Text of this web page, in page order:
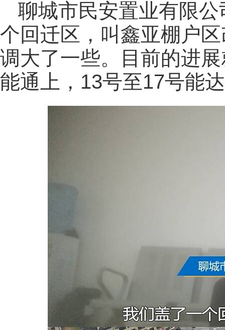
聊城市民安置业有限
个回迁区，叫鑫亚棚户
调大了一些。目前的进
能通上，13号至17号能